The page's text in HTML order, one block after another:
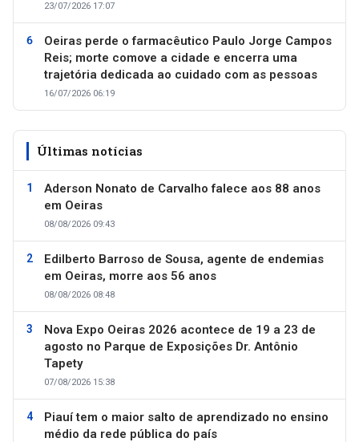
23/07/2026 17:07
Oeiras perde o farmacêutico Paulo Jorge Campos
Reis; morte comove a cidade e encerra uma
trajetória dedicada ao cuidado com as pessoas
16/07/2026 06:19
Últimas notícias
Aderson Nonato de Carvalho falece aos 88 anos
em Oeiras
08/08/2026 09:43
Edilberto Barroso de Sousa, agente de endemias
em Oeiras, morre aos 56 anos
08/08/2026 08:48
Nova Expo Oeiras 2026 acontece de 19 a 23 de
agosto no Parque de Exposições Dr. Antônio
Tapety
07/08/2026 15:38
Piauí tem o maior salto de aprendizado no ensino
médio da rede pública do país